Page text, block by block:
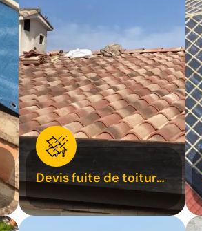
Devis fuite de toiture
31